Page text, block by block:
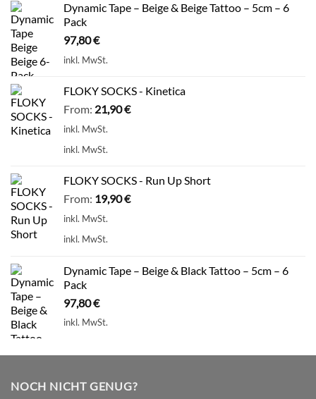
Dynamic Tape – Beige & Beige Tattoo – 5cm – 6
Pack
97,80€
inkl. MwSt.
FLOKY SOCKS - Kinetica
From: 21,90€
inkl. MwSt.
inkl. MwSt.
FLOKY SOCKS - Run Up Short
From: 19,90€
inkl. MwSt.
inkl. MwSt.
Dynamic Tape – Beige & Black Tattoo – 5cm – 6
Pack
97,80€
inkl. MwSt.
NOCH NICHT GENUG?